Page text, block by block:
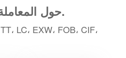
5. حول المعاملة وطريقة الدفع.